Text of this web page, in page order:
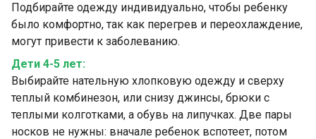
Подбирайте одежду индивидуально, чтобы ребенку
было комфортно, так как перегрев и переохлаждение,
могут привести к заболеванию.
Дети 4-5 лет:
Выбирайте нательную хлопковую одежду и сверху
теплый комбинезон, или снизу джинсы, брюки с
теплыми колготками, а обувь на липучках. Две пары
носков не нужны: вначале ребенок вспотеет, потом